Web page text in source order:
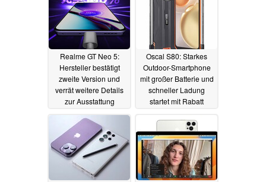
Realme GT Neo 5:
Hersteller bestätigt
zweite Version und
verrät weitere Details
zur Ausstattung
06.02.2023
Oscal S80: Starkes
Outdoor-Smartphone
mit großer Batterie und
schneller Ladung
startet mit Rabatt